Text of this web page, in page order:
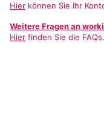
Hier können Sie Ihr
Weitere Fragen an
Hier finden Sie die FAQs.